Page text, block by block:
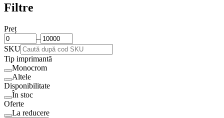
Filtre
Preț
–
SKU
Tip imprimantă
Monocrom
Altele
Disponibilitate
În stoc
Oferte
La reducere